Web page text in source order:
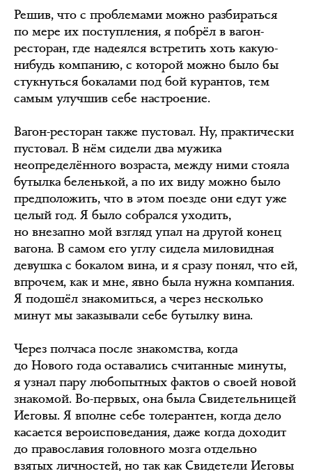
Решив, что с проблемами можно разбираться
по мере их поступления, я побрёл в вагон-
ресторан, где надеялся встретить хоть какую-
нибудь компанию, с которой можно было бы
стукнуться бокалами под бой курантов, тем
самым улучшив себе настроение.
Вагон-ресторан также пустовал. Ну, практически
пустовал. В нём сидели два мужика
неопределённого возраста, между ними стояла
бутылка беленькой, а по их виду можно было
предположить, что в этом поезде они едут уже
целый год. Я было собрался уходить,
но внезапно мой взгляд упал на другой конец
вагона. В самом его углу сидела миловидная
девушка с бокалом вина, и я сразу понял, что ей,
впрочем, как и мне, явно была нужна компания.
Я подошёл знакомиться, а через несколько
минут мы заказывали себе бутылку вина.
Через полчаса после знакомства, когда
до Нового года оставались считанные минуты,
я узнал пару любопытных фактов о своей новой
знакомой. Во-первых, она была Свидетельницей
Иеговы. Я вполне себе толерантен, когда дело
касается вероисповедания, даже когда доходит
до православия головного мозга отдельно
взятых личностей, но так как Свидетели Иеговы